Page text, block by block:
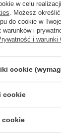
Boeira
dla osób
NIE
w celu
. Możesz
do cookie w
i
i warunki
cookie
cookie
cookie